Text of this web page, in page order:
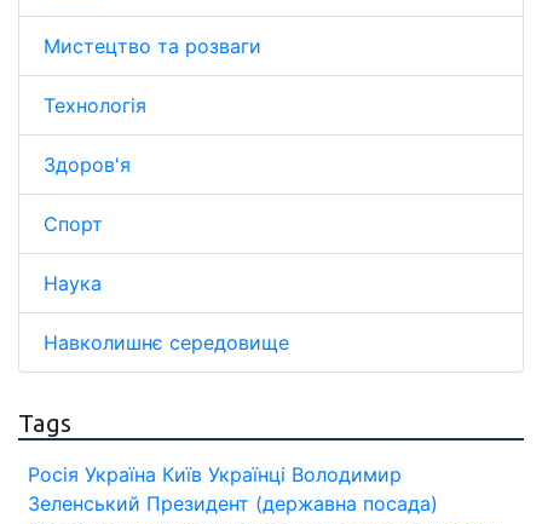
Мистецтво та розваги
Технологія
Здоров'я
Спорт
Наука
Навколишнє середовище
Tags
Росія Україна Київ Українці Володимир
Зеленський Президент (державна посада)